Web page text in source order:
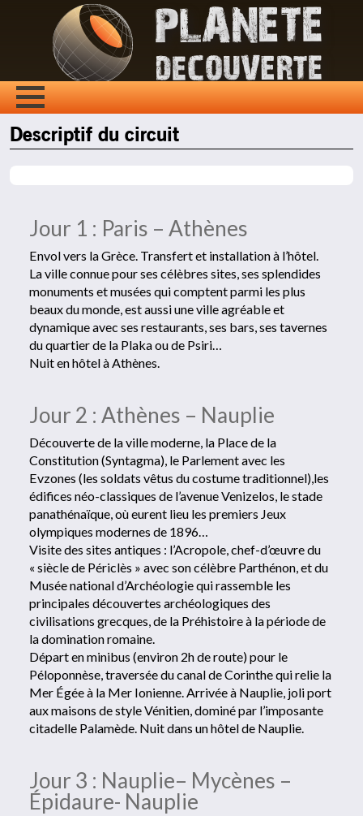
Descriptif du circuit
Jour 1 : Paris – Athènes
Envol vers la Grèce. Transfert et installation à l’hôtel.
La ville connue pour ses célèbres sites, ses splendides
monuments et musées qui comptent parmi les plus
beaux du monde, est aussi une ville agréable et
dynamique avec ses restaurants, ses bars, ses tavernes
du quartier de la Plaka ou de Psiri…
Nuit en hôtel à Athènes.
Jour 2 : Athènes – Nauplie
Découverte de la ville moderne, la Place de la
Constitution (Syntagma), le Parlement avec les
Evzones (les soldats vêtus du costume traditionnel),les
édifices néo-classiques de l’avenue Venizelos, le stade
panathénaïque, où eurent lieu les premiers Jeux
olympiques modernes de 1896…
Visite des sites antiques : l’Acropole, chef-d’œuvre du
« siècle de Périclès » avec son célèbre Parthénon, et du
Musée national d’Archéologie qui rassemble les
principales découvertes archéologiques des
civilisations grecques, de la Préhistoire à la période de
la domination romaine.
Départ en minibus (environ 2h de route) pour le
Péloponnèse, traversée du canal de Corinthe qui relie la
Mer Égée à la Mer Ionienne. Arrivée à Nauplie, joli port
aux maisons de style Vénitien, dominé par l’imposante
citadelle Palamède. Nuit dans un hôtel de Nauplie.
Jour 3 : Nauplie– Mycènes –
Épidaure- Nauplie